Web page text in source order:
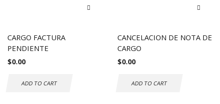
CARGO FACTURA
PENDIENTE
$0.00
ADD TO CART
CANCELACION DE NOTA DE
CARGO
$0.00
ADD TO CART